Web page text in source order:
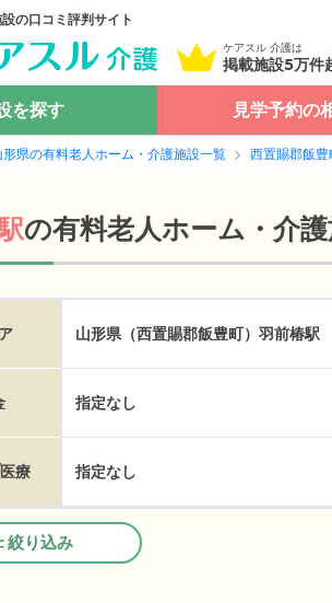
の口コミ評判サイト
ケアスル 介護は
掲載施設5万件
を探す 見学予約の
形県の有料老人ホーム・介護施設一覧 西置賜郡飯
の有料老人ホーム・介
山形県（西置賜郡飯豊町） 羽前椿駅
指定なし
療 指定なし
絞り込み